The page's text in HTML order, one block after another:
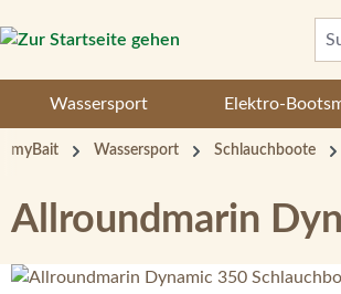
Hauptinhalt springen
Zur Suche springen
Wassersport Elektro-
myBait Wassersport Schlauchboote
Allroundmarin
Bildergalerie überspringen